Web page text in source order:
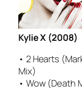
Kylie X (2008)
• 2 Hearts
Mix)
• Wow (Death